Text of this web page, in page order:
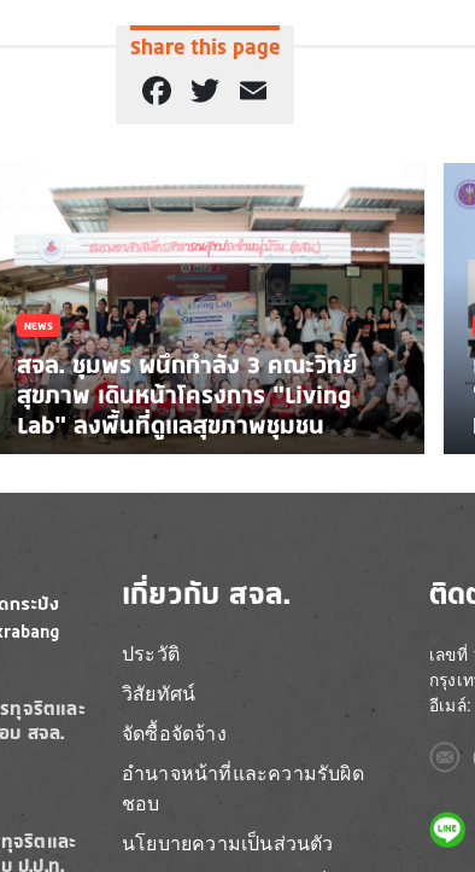
Share this page
Facebook
Twitter
NEWS
สจล. ชุมพร ผนึกกำลัง 3 คณะวิทย์
สุขภาพ เดินหน้าโครงการ “Living
Lab” ลงพื้นที่ดูแลสุขภาพชุมชน
ทุจริตและ
บ สจล.
จริตและ
ป.ป.ท.
เกี่ยวกับ สจล.
ประวัติ
วิสัยทัศน์
จัดซื้อจัดจ้าง
อำนาจหน้าที่และความรับผิด
ชอบ
นโยบายความเป็นส่วนตัว
ติด
เลขที่
กรุงเ
อีเมล์
Image
Image